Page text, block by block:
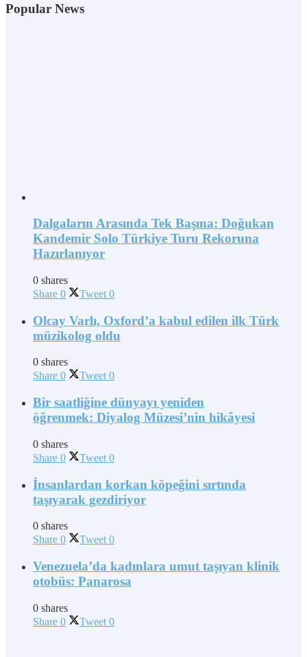
Popular News
Dalgaların Arasında Tek Başına: Doğukan
Kandemir Solo Türkiye Turu Rekoruna
Hazırlanıyor
0 shares
Share 0 Tweet 0
Olcay Varlı, Oxford’a kabul edilen ilk Türk
müzikolog oldu
0 shares
Share 0 Tweet 0
Bir saatliğine dünyayı yeniden
öğrenmek: Diyalog Müzesi’nin hikâyesi
0 shares
Share 0 Tweet 0
İnsanlardan korkan köpeğini sırtında
taşıyarak gezdiriyor
0 shares
Share 0 Tweet 0
Venezuela’da kadınlara umut taşıyan klinik
otobüs: Panarosa
0 shares
Share 0 Tweet 0